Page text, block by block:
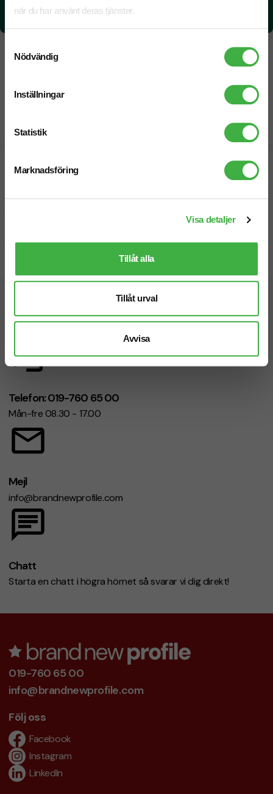
när du har använt deras tjänster.
Nödvändig
Inställningar
Statistik
Marknadsföring
Visa detaljer
Tillåt alla
Tillåt urval
Avvisa
CO₂e -avtryck:
0,0571751116842761 kg CO₂e / per styck
Designskiss inom 1 h
Fri offert
Vi hjälper dig gärna!
Telefon: 019-760 65 00
Mån-fre 08.30 - 17.00
Mejl
info@brandnewprofile.com
Chatt
Starta en chatt i högra hörnet så svarar vi dig direkt!
019-760 65 00
info@brandnewprofile.com
Följ oss
Facebook
Instagram
LinkedIn